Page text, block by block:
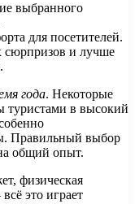
выбранного
для посетителей.
сюрпризов и лучше
года. Некоторые
туристами в высокий
Правильный выбор
общий опыт.
физическая
это играет